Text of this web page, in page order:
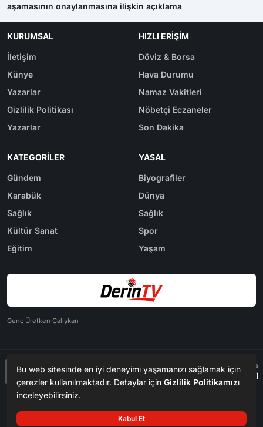
aşamasının onaylanmasına ilişkin açıklama
KURUMSAL
İletişim
Künye
Yazarlar
Gizlilik Politikası
Yazarlar
HIZLI ERIŞIM
Döviz & Borsa
Hava Durumu
Namaz Vakitleri
Nöbetçi Eczaneler
Son Dakika
KATEGORILER
Gündem
Karabük
Sağlık
Kültür Sanat
Eğitim
YASAL
Biyografiler
Dünya
Sağlık
Spor
Yaşam
Genç Üretken Çalışkan
Tasarım & Yazılım
Kerem ER
Tema
Mevzu² [v1.2.9.3]
Copyright
Bu web sitesinde en iyi deneyimi yaşamanızı sağlamak için
çerezler kullanılmaktadır. Detaylar için Gizlilik Politikamızı
inceleyebilirsiniz.
Kabul Et